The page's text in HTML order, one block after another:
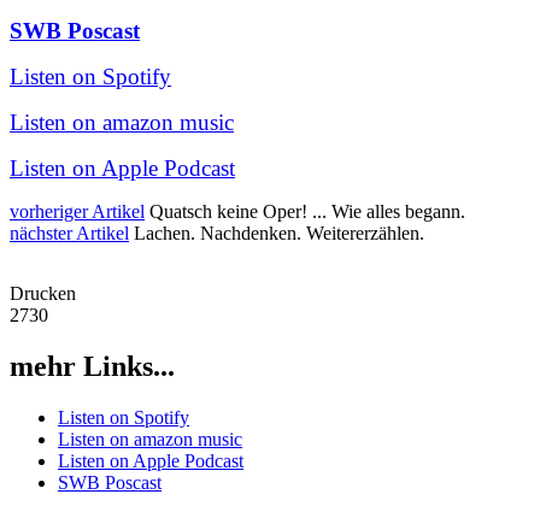
SWB Poscast
Listen on Spotify
Listen on amazon music
Listen on Apple Podcast
vorheriger Artikel Quatsch keine Oper! ... Wie alles begann.
nächster Artikel Lachen. Nachdenken. Weitererzählen.
Drucken
2730
mehr Links...
Listen on Spotify
Listen on amazon music
Listen on Apple Podcast
SWB Poscast